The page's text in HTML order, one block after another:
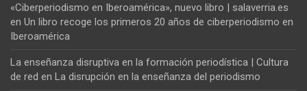
«Ciberperiodismo en Iberoamérica», nuevo libro | salaverria.es
en Un libro recoge los primeros 20 años de ciberperiodismo en
Iberoamérica
La enseñanza disruptiva en la formación periodística | Cultura
de red en La disrupción en la enseñanza del periodismo